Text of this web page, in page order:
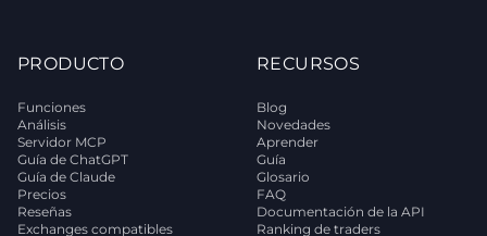
PRODUCTO
Funciones
Análisis
Servidor MCP
Guía de ChatGPT
Guía de Claude
Precios
Reseñas
Exchanges compatibles
RECURSOS
Blog
Novedades
Aprender
Guía
Glosario
FAQ
Documentación de la API
Ranking de traders